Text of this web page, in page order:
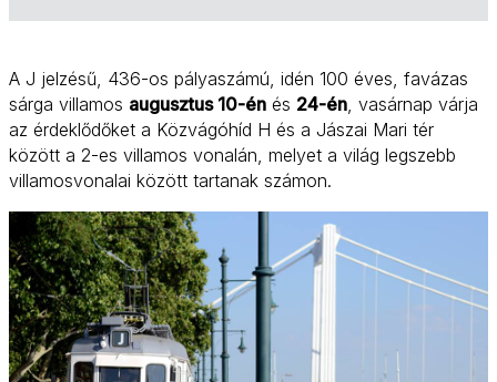
A J jelzésű, 436-os pályaszámú, idén 100 éves, favázas
sárga villamos augusztus 10-én és 24-én, vasárnap várja
az érdeklődőket a Közvágóhíd H és a Jászai Mari tér
között a 2-es villamos vonalán, melyet a világ legszebb
villamosvonalai között tartanak számon.